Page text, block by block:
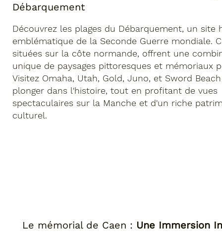
Débarquement
Découvrez les plages du Débarquement, un site
emblématique de la Seconde Guerre mondiale.
situées sur la côte normande, offrent une
unique de paysages pittoresques et mémoriaux
Visitez Omaha, Utah, Gold, Juno, et Sword
plonger dans l'histoire, tout en profitant de vues
spectaculaires sur la Manche et d'un riche
culturel.
Le mémorial de Caen : Une Immersion